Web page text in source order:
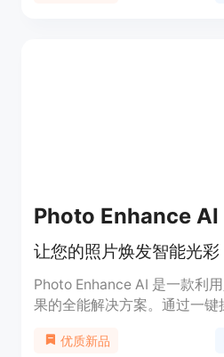
Photo Enhance AI
让您的照片焕发智能光彩
Photo Enhance AI 是一款利
果的全能解决方案。通过一键
种功能，如放大照片、修复
优质新品